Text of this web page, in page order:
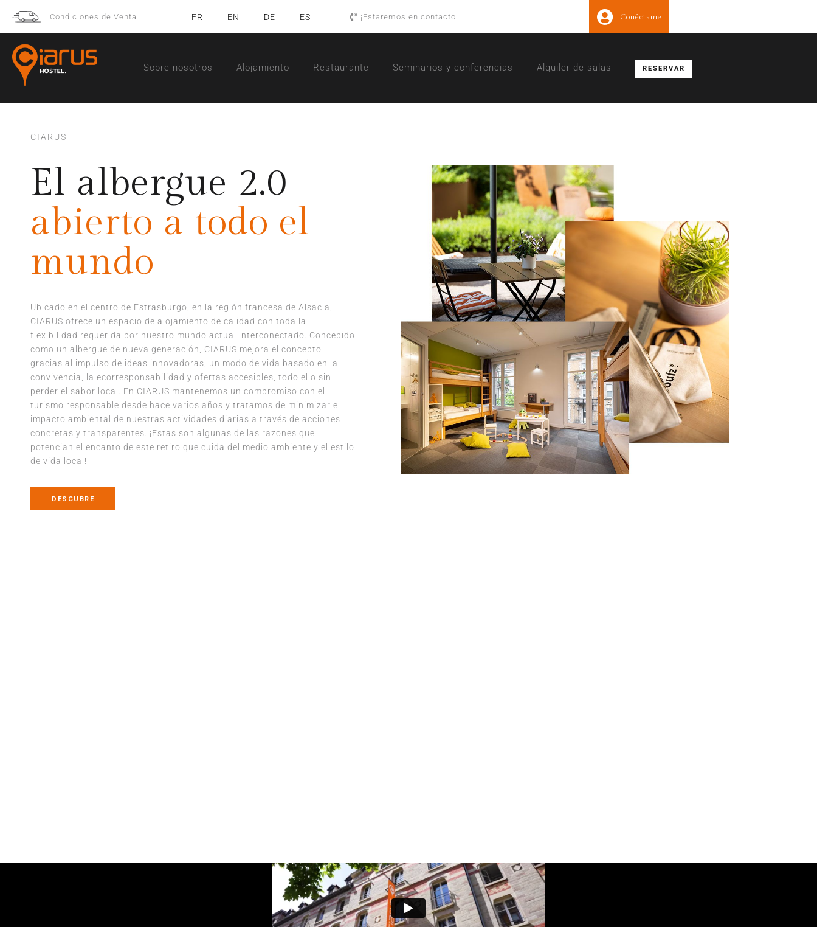
Condiciones de Venta FR EN DE ES ¡Estaremos en contacto! Conéctame
Sobre nosotros Alojamiento Restaurante Seminarios y conferencias Alquiler de salas RESERVAR
CIARUS
El albergue 2.0
abierto a todo el
mundo
Ubicado en el centro de Estrasburgo, en la región francesa de Alsacia,
CIARUS ofrece un espacio de alojamiento de calidad con toda la
flexibilidad requerida por nuestro mundo actual interconectado. Concebido
como un albergue de nueva generación, CIARUS mejora el concepto
gracias al impulso de ideas innovadoras, un modo de vida basado en la
convivencia, la ecorresponsabilidad y ofertas accesibles, todo ello sin
perder el sabor local. En CIARUS mantenemos un compromiso con el
turismo responsable desde hace varios años y tratamos de minimizar el
impacto ambiental de nuestras actividades diarias a través de acciones
concretas y transparentes. ¡Estas son algunas de las razones que
potencian el encanto de este retiro que cuida del medio ambiente y el estilo
de vida local!
DESCUBRE